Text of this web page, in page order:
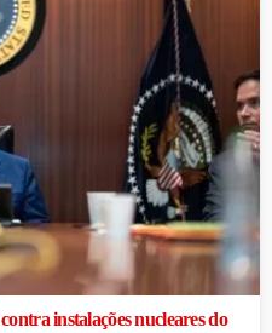
instalações nucleares do